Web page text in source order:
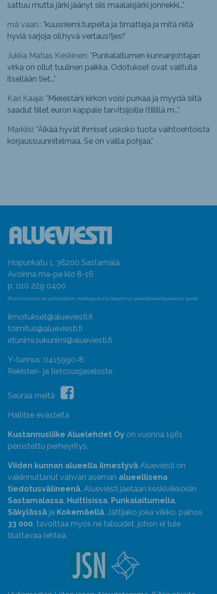
sattuu mutta järki jäänyt siis maalaisjärki jonnekki..."
mä vaan.: "kuusniemi.turpeita ja timatteja ja mitä niitä
hyviä sarjoja oli,hyvä vertaus!!jes!"
Jukka Matias Keskinen: "Punkalaitumen kunnanjohtajan
virka on ollut tuulinen paikka. Odotukset ovat valitulla
itsellään tiet..."
Kari Kaaja: "Mielestäni kirkon voisi purkaa ja myydä siitä
saadut tiilet euron kappale tarvitsijoille (tiilillä m..."
Markiisi: "Älkää hyvät ihmiset uskoko tuota vaihtoehtoista
korjaussuunnitelmaa. Se on vailla pohjaa."
Hopunkatu 1, 38200 Sastamala
Avoinna ma-pe klo 8-16
p. 010 229 0400
(Puheluhinta on pelkästään matkapuhelu (mpm) tai paikallisverkkomaksu (pvm)
ilmoitukset@alueviesti.fi
toimitus@alueviesti.fi
etunimi.sukunimi@alueviesti.fi
Y-tunnus: 0415990-8
Rekisteri- ja tietosuojaseloste
Seuraa meitä
Hallitse evästeitä
Kustannusliike Aluelehdet Oy on vuonna 1981
perustettu perheyritys.
Viiden kunnan alueella ilmestyvä Alueviesti on
vakiinnuttanut vahvan aseman alueellisena
tiedotusvälineenä. Alueviesti jaetaan keskiviikkoisin
Sastamalassa, Huittisissa, Punkalaitumella,
Säkylässä ja Kokemäellä. Jättijako joka viikko, painos
33 000, tavoittaa myös ne taloudet, johon ei tule
tilattavaa lehteä.